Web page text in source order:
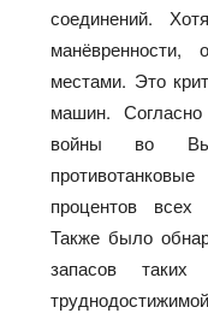
соединений.
местами. Это
машин.
войны во
процентов всех
Также было
запасов